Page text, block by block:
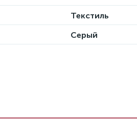
Текстиль
Серый